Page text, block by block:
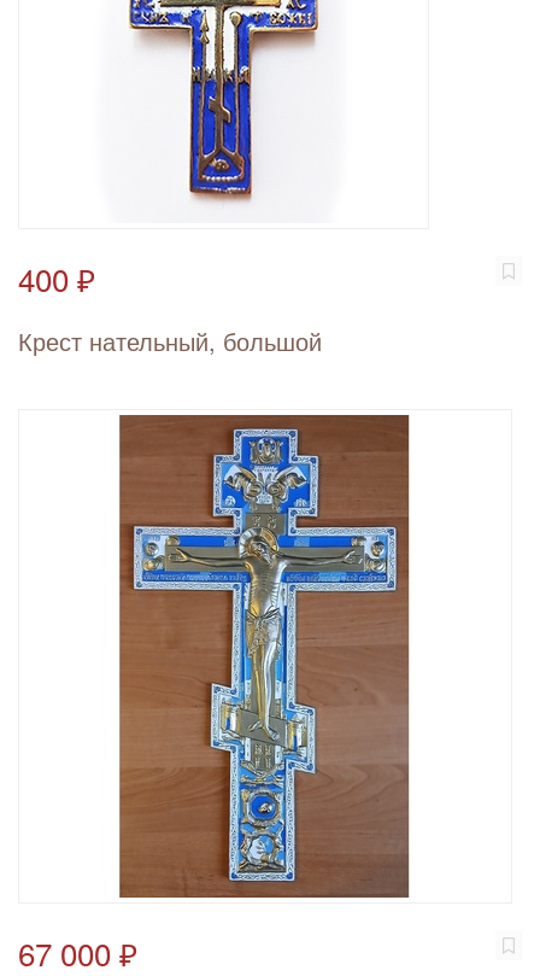
400 ₽
Крест нательный, большой
67 000 ₽